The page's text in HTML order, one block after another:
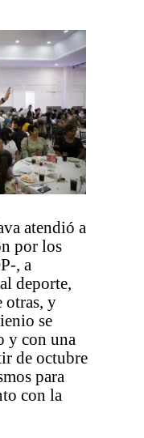
atendió a
por los
, a
deporte,
otras, y
se
y con una
de octubre
para
con la